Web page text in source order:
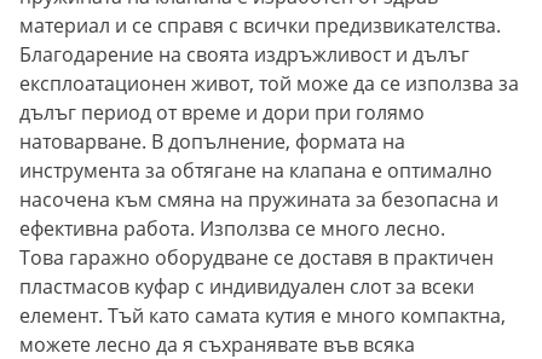
материал и се справя с всички предизвикателства.
Благодарение на своята издръжливост и дълъг
експлоатационен живот, той може да се използва за
дълъг период от време и дори при голямо
натоварване. В допълнение, формата на
инструмента за обтягане на клапана е оптимално
насочена към смяна на пружината за безопасна и
ефективна работа. Използва се много лесно.
Това гаражно оборудване се доставя в практичен
пластмасов куфар с индивидуален слот за всеки
елемент. Тъй като самата кутия е много компактна,
можете лесно да я съхранявате във всяка